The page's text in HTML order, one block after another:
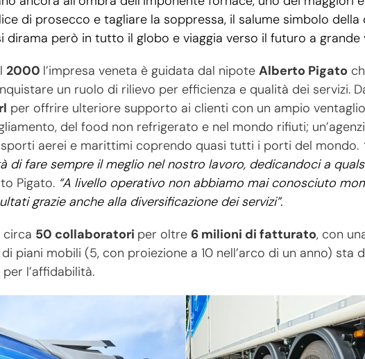
di prosecco e tagliare la soppressa, il salume simbolo
però in tutto il globo e viaggia verso il futuro a grande
2000 l’impresa veneta è guidata dal nipote Alberto Pigato
un ruolo di rilievo per efficienza e qualità dei servizi.
per offrire ulteriore supporto ai clienti con un ampio
del food non refrigerato e nel mondo rifiuti;
aerei e marittimi coprendo quasi tutti i porti del mondo.
fare sempre il meglio nel nostro lavoro, dedicandoci a
Pigato. “A livello operativo non abbiamo mai conosciuto
grazie anche alla diversificazione dei servizi”.
circa 50 collaboratori per oltre 6 milioni di fatturato, con
piani mobili (5, con proiezione a 10 nell’arco di un anno) sta
l’affidabilità.